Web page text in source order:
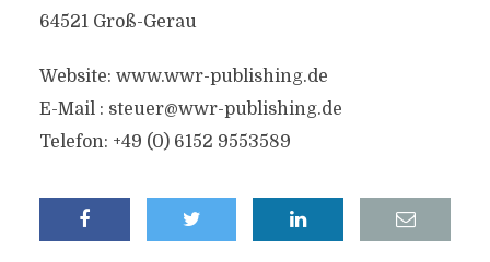
64521 Groß-Gerau
Website: www.wwr-publishing.de
E-Mail : steuer@wwr-publishing.de
Telefon: +49 (0) 6152 9553589